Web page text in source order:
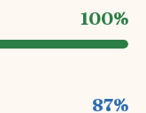
100%
87%